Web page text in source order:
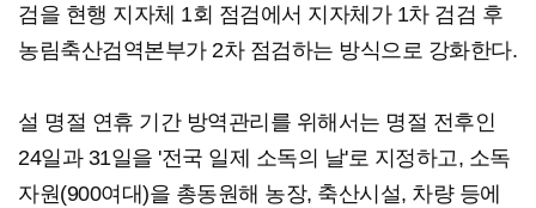
검을 현행 지자체 1회 점검에서 지자체가 1차 검검 후
농림축산검역본부가 2차 점검하는 방식으로 강화한다.
설 명절 연휴 기간 방역관리를 위해서는 명절 전후인
24일과 31일을 '전국 일제 소독의 날'로 지정하고, 소독
자원(900여대)을 총동원해 농장, 축산시설, 차량 등에